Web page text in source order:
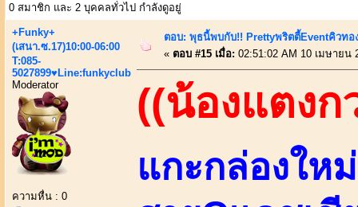
0 สมาชิก และ 2 บุคคลทั่วไป กำลังดูอยู่
+Funky+
(เสนา.ซ.17)10:00-06:00
T:085-
5027899♥Line:funkyclub
Moderator
ความหื่น : 0
ตอบ: พุธนี้พบกับ!! Prettyพริตตี้Eventคิวทอ
« ตอบ #15 เมื่อ: 02:51:02 AM 10 เมษายน
((น้องแตงก
แกะกล่องให